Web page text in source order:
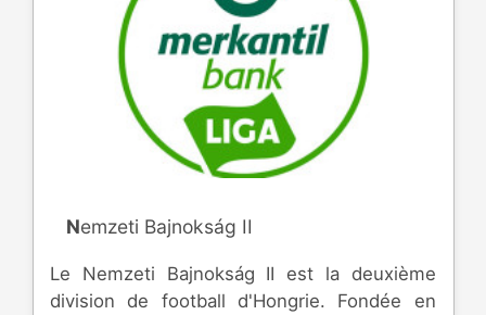
Nemzeti Bajnokság II
Le Nemzeti Bajnokság II est la deuxième
division de football d'Hongrie. Fondée en